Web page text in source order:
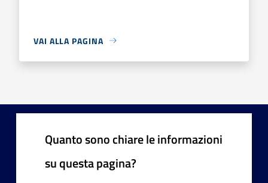
VAI ALLA PAGINA
Quanto sono chiare le informazioni
su questa pagina?